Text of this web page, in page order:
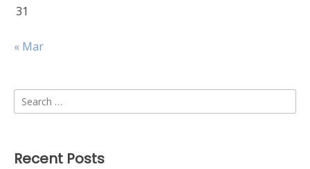
31
« Mar
Search
for:
Recent Posts